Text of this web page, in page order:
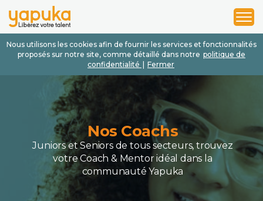
Nous utilisons les cookies afin de fournir les services et fonctionnalités
proposés sur notre site, comme détaillé dans notre politique de
confidentialité
Fermer
1
2
3
Nos Coachs
Juniors et Seniors de tous secteurs, trouvez
votre Coach & Mentor idéal dans la
communauté Yapuka